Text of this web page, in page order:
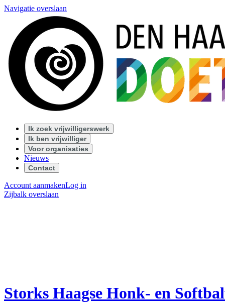
Navigatie overslaan
Ik zoek vrijwilligerswerk
Ik ben vrijwilliger
Voor organisaties
Nieuws
Contact
Account aanmakenLog in
Zijbalk overslaan
Storks Haagse Honk- en